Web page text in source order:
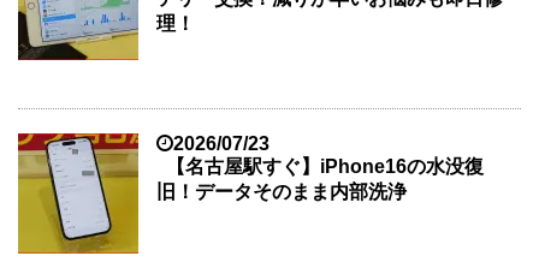
理！
2026/07/23
【名古屋駅すぐ】iPhone16の水没復
旧！データそのまま内部洗浄